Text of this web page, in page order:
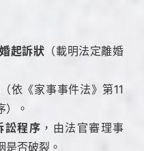
起訴狀 （載明法定離婚
（依《家事事件法》第11
）。
訟程序 ，由法官審理事
是否破裂。